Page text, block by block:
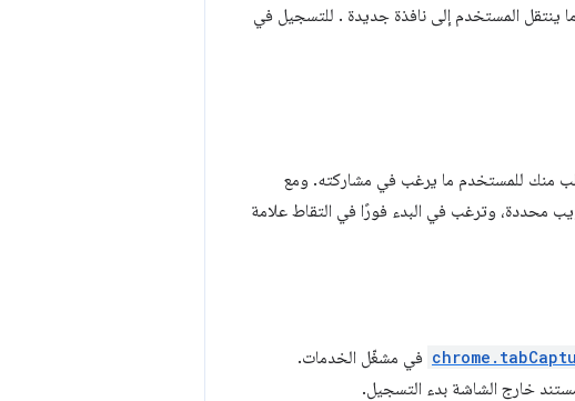
ينتقل المستخدم إلى نافذة جديدة . للتسجيل في
منك للمستخدم ما يرغب في مشاركته. ومع
محددة، وترغب في البدء فورًا في التقاط علامة
في مشغّل الخدمات.
خارج الشاشة بدء التسجيل.